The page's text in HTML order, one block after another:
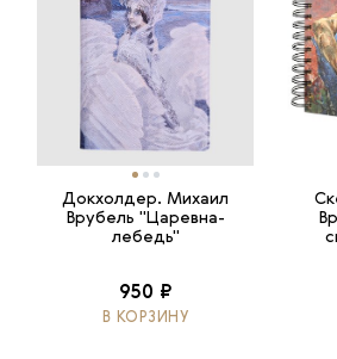
Докхолдер. Михаил
Врубель "Царевна-
лебедь"
950 ₽
В КОРЗИНУ